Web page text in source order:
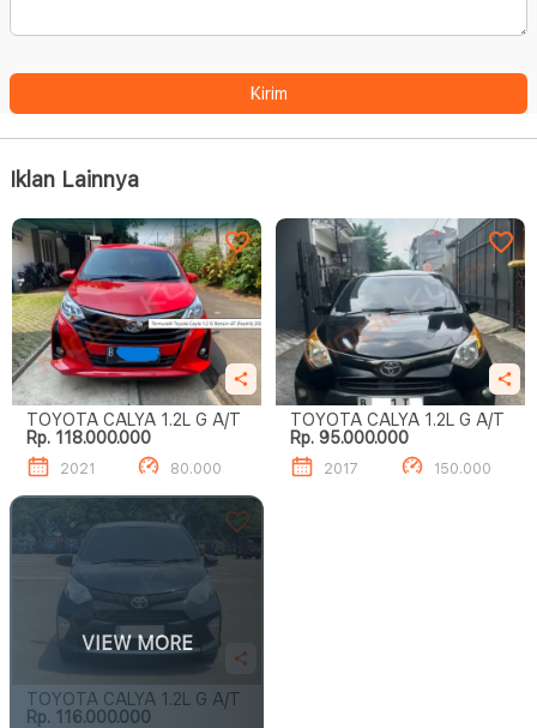
Kirim
Iklan Lainnya
TOYOTA CALYA 1.2L G A/T
Rp. 118.000.000
2021 80.000
TOYOTA CALYA 1.2L G A/T
Rp. 95.000.000
2017 150.000
TOYOTA CALYA 1.2L G A/T
Rp. 116.000.000
VIEW MORE